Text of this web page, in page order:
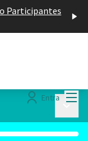
Participantes
Entra